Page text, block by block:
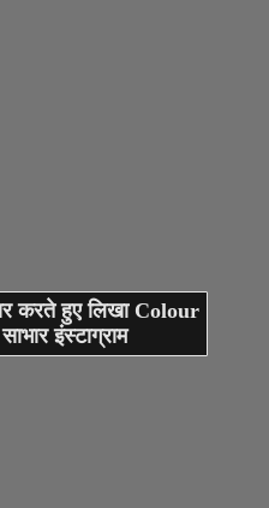
करते हुए लिखा Colour
इंस्टाग्राम